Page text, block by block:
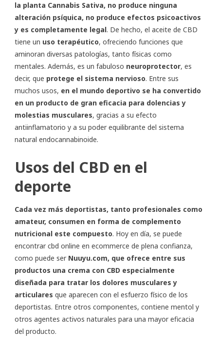
la planta Cannabis Sativa, no produce ninguna
alteración psíquica, no produce efectos psicoactivos
y es completamente legal. De hecho, el aceite de CBD
tiene un uso terapéutico, ofreciendo funciones que
aminoran diversas patologías, tanto físicas como
mentales. Además, es un fabuloso neuroprotector, es
decir, que protege el sistema nervioso. Entre sus
muchos usos, en el mundo deportivo se ha convertido
en un producto de gran eficacia para dolencias y
molestias musculares, gracias a su efecto
antiinflamatorio y a su poder equilibrante del sistema
natural endocannabinoide.
Usos del CBD en el
deporte
Cada vez más deportistas, tanto profesionales como
amateur, consumen en forma de complemento
nutricional este compuesto. Hoy en día, se puede
encontrarcbd online en ecommerce de plena confianza,
como puede ser Nuuyu.com, que ofrece entre sus
productos una crema con CBD especialmente
diseñada para tratar los dolores musculares y
articulares que aparecen con el esfuerzo físico de los
deportistas. Entre otros componentes, contiene mentol y
otros agentes activos naturales para una mayor eficacia
del producto.